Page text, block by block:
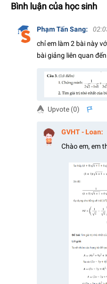
Bình luận của học sinh
Phạm Tấn Sang:
chỉ em làm 2 bài này
bài giảng liên quan
Upvote (0)
GVHT - Loan:
Chào em, em